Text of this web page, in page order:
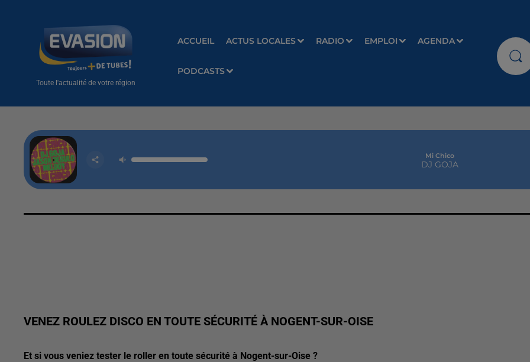
Toute l'actualité de votre région
ACCUEIL ACTUS LOCALES RADIO EMPLOI AGENDA
PODCASTS
Mi Chico
DJ GOJA
VENEZ ROULEZ DISCO EN TOUTE SÉCURITÉ À NOGENT-SUR-OISE
Et si vous veniez tester le roller en toute sécurité à Nogent-sur-Oise ?